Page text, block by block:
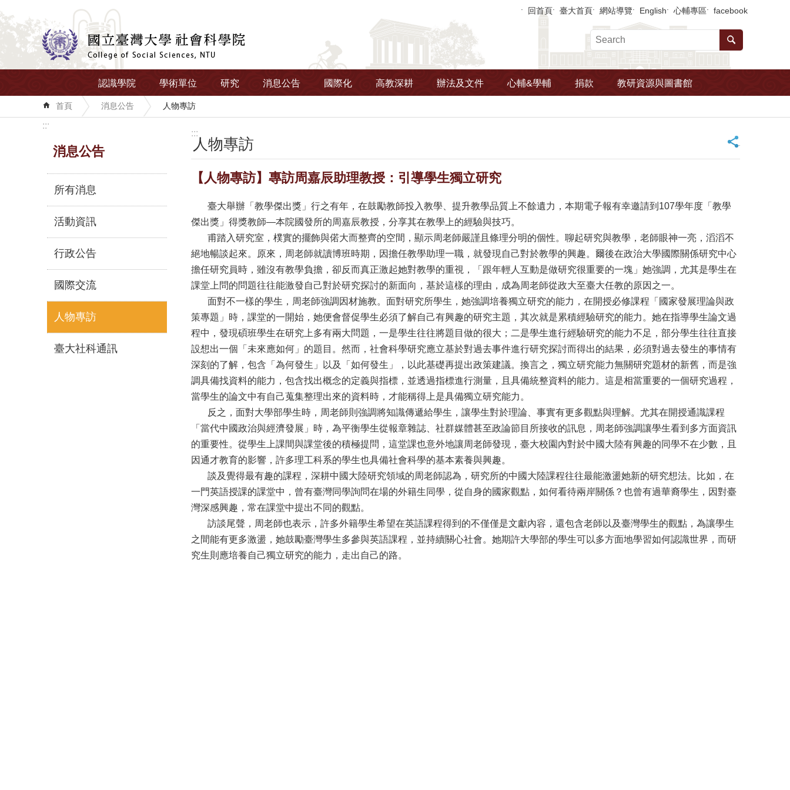
跳到主要內容區塊 回首頁 臺大首頁 網站導覽 English 心輔專區 facebook
認識學院 學術單位 研究 消息公告 國際化 高教深耕 辦法及文件 心輔&學輔 捐款 教研資源與圖書館
首頁 消息公告 人物專訪
:::
消息公告
所有消息
活動資訊
行政公告
國際交流
人物專訪
臺大社科通訊
:::
人物專訪 _
【人物專訪】專訪周嘉辰助理教授：引導學生獨立研究
臺大舉辦「教學傑出獎」行之有年，在鼓勵教師投入教學、提升教學品質上不餘遺力，本期電子報有幸邀請到107學年度「教學
傑出獎」得獎教師—本院國發所的周嘉辰教授，分享其在教學上的經驗與技巧。
甫踏入研究室，樸實的擺飾與偌大而整齊的空間，顯示周老師嚴謹且條理分明的個性。聊起研究與教學，老師眼神一亮，滔滔不
絕地暢談起來。原來，周老師就讀博班時期，因擔任教學助理一職，就發現自己對於教學的興趣。爾後在政治大學國際關係研究中心
擔任研究員時，雖沒有教學負擔，卻反而真正激起她對教學的重視，「跟年輕人互動是做研究很重要的一塊」她強調，尤其是學生在
課堂上問的問題往往能激發自己對於研究探討的新面向，基於這樣的理由，成為周老師從政大至臺大任教的原因之一。
面對不一樣的學生，周老師強調因材施教。面對研究所學生，她強調培養獨立研究的能力，在開授必修課程「國家發展理論與政
策專題」時，課堂的一開始，她便會督促學生必須了解自己有興趣的研究主題，其次就是累積經驗研究的能力。她在指導學生論文過
程中，發現碩班學生在研究上多有兩大問題，一是學生往往將題目做的很大；二是學生進行經驗研究的能力不足，部分學生往往直接
設想出一個「未來應如何」的題目。然而，社會科學研究應立基於對過去事件進行研究探討而得出的結果，必須對過去發生的事情有
深刻的了解，包含「為何發生」以及「如何發生」，以此基礎再提出政策建議。換言之，獨立研究能力無關研究題材的新舊，而是強
調具備找資料的能力，包含找出概念的定義與指標，並透過指標進行測量，且具備統整資料的能力。這是相當重要的一個研究過程，
當學生的論文中有自己蒐集整理出來的資料時，才能稱得上是具備獨立研究能力。
反之，面對大學部學生時，周老師則強調將知識傳遞給學生，讓學生對於理論、事實有更多觀點與理解。尤其在開授通識課程
「當代中國政治與經濟發展」時，為平衡學生從報章雜誌、社群媒體甚至政論節目所接收的訊息，周老師強調讓學生看到多方面資訊
的重要性。從學生上課間與課堂後的積極提問，這堂課也意外地讓周老師發現，臺大校園內對於中國大陸有興趣的同學不在少數，且
因通才教育的影響，許多理工科系的學生也具備社會科學的基本素養與興趣。
談及覺得最有趣的課程，深耕中國大陸研究領域的周老師認為，研究所的中國大陸課程往往最能激盪她新的研究想法。比如，在
一門英語授課的課堂中，曾有臺灣同學詢問在場的外籍生同學，從自身的國家觀點，如何看待兩岸關係？也曾有過華裔學生，因對臺
灣深感興趣，常在課堂中提出不同的觀點。
訪談尾聲，周老師也表示，許多外籍學生希望在英語課程得到的不僅僅是文獻內容，還包含老師以及臺灣學生的觀點，為讓學生
之間能有更多激盪，她鼓勵臺灣學生多參與英語課程，並持續關心社會。她期許大學部的學生可以多方面地學習如何認識世界，而研
究生則應培養自己獨立研究的能力，走出自己的路。